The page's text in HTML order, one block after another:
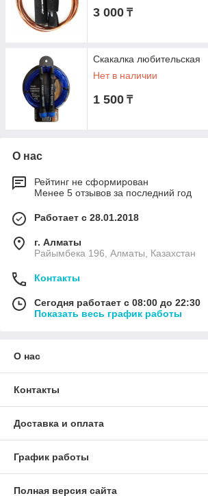
3 000 ₸
Скакалка любительская
Нет в наличии
1 500 ₸
О нас
Рейтинг не сформирован
Менее 5 отзывов за последний год
Работает с 28.01.2018
г. Алматы
Райымбека 196, Алматы, Казахстан
Контакты
Сегодня работает с 08:00 до 22:30
Показать весь график работы
О нас
Контакты
Доставка и оплата
График работы
Полная версия сайта